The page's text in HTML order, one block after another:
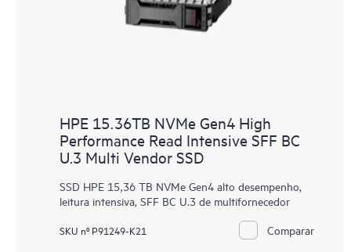
HPE 15.36TB NVMe Gen4 High
Performance Read Intensive SFF BC
U.3 Multi Vendor SSD
SSD HPE 15,36 TB NVMe Gen4 alto desempenho,
leitura intensiva, SFF BC U.3 de multifornecedor
SKU nº P91249-K21 Comparar